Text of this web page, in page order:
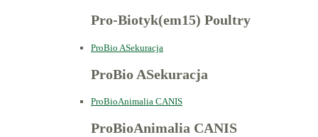
Pro-Biotyk(em15) Poultry
ProBio ASekuracja
ProBio ASekuracja
ProBioAnimalia CANIS
ProBioAnimalia CANIS